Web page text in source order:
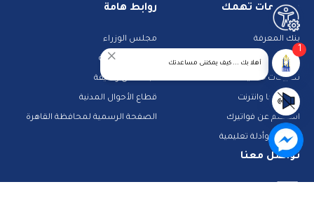
معلومات تهمك
بنك المعرفة
الشرطة والمرور
تطبيقات خدمية
تكنولوجيا وانترنت
استعلم عن فواتيرك
منصات وأدلة تعليمية
روابط هامة
مجلس الوزراء
تراخيص الصحة
البحث عن وظيفة
قطاع الأحوال المدنية
الصفحة الرسمية لمحافظة القاهرة
تواصل معنا
أهلا بك ... كيف يمكننى مساعدتك
1